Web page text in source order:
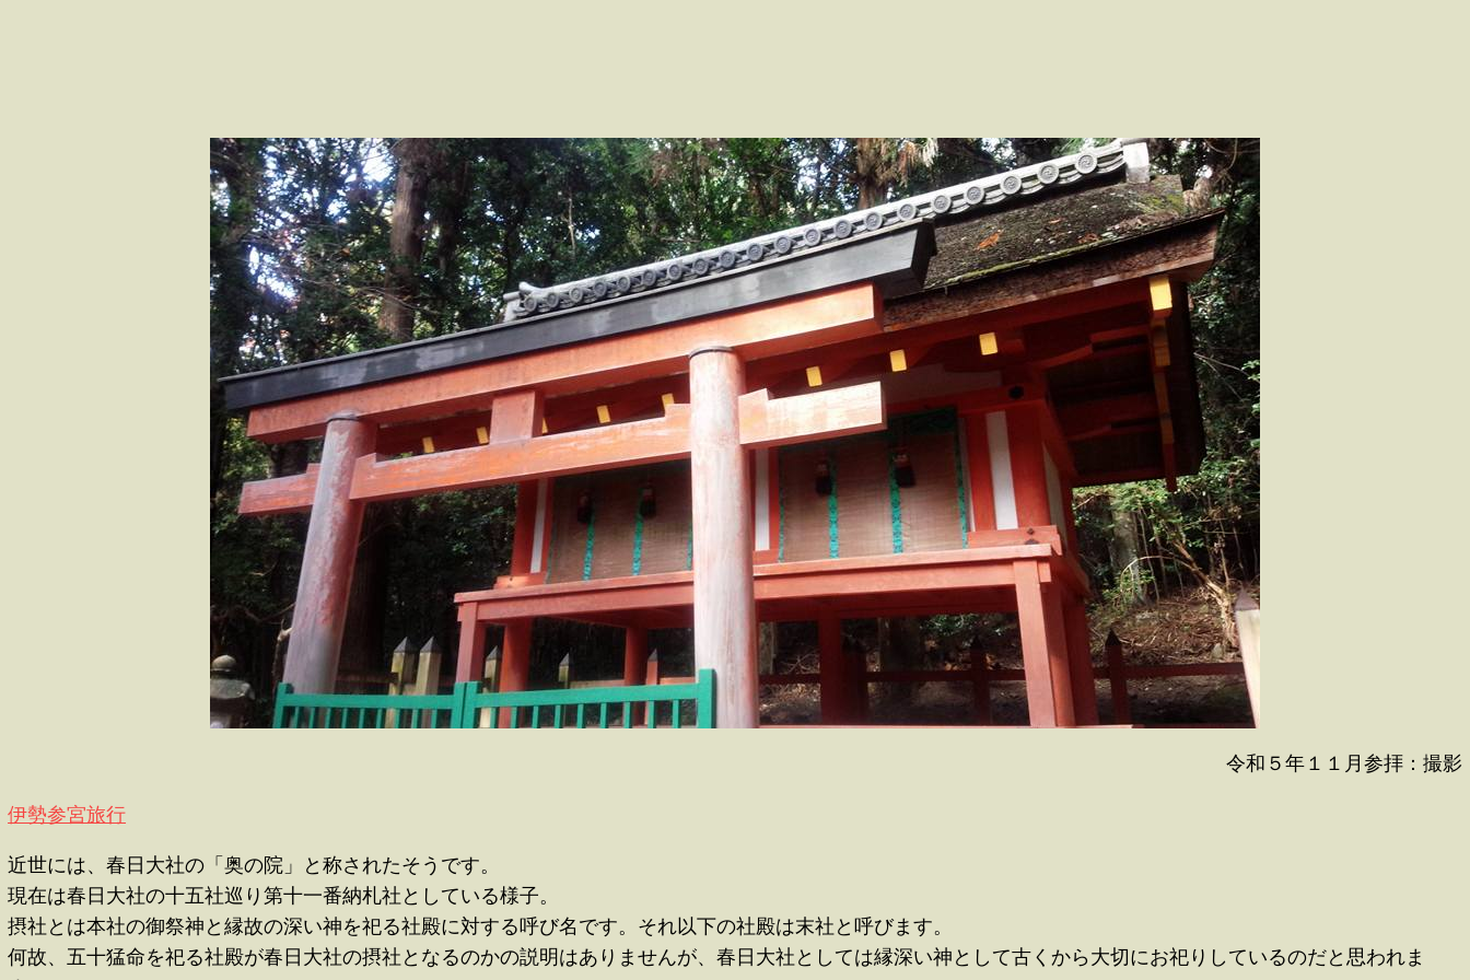
令和５年１１月参拝：撮影
伊勢参宮旅行
近世には、春日大社の「奥の院」と称されたそうです。
現在は春日大社の十五社巡り第十一番納札社としている様子。
摂社とは本社の御祭神と縁故の深い神を祀る社殿に対する呼び名です。それ以下の社殿は末社と呼びます。
何故、五十猛命を祀る社殿が春日大社の摂社となるのかの説明はありませんが、春日大社としては縁深い神として古くから大切にお祀りしているのだと思われま